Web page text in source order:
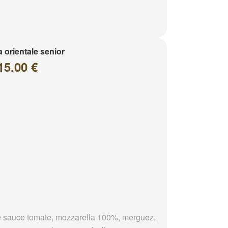
orientale senior
€
sauce tomate, mozzarella 100%, merguez,